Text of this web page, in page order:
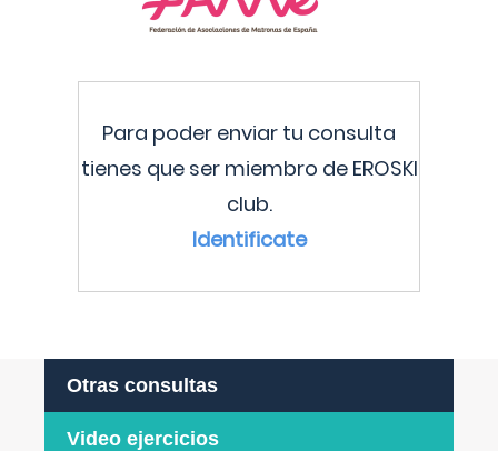
Para poder enviar tu consulta
tienes que ser miembro de EROSKI
club.
Identificate
Otras consultas
Video ejercicios